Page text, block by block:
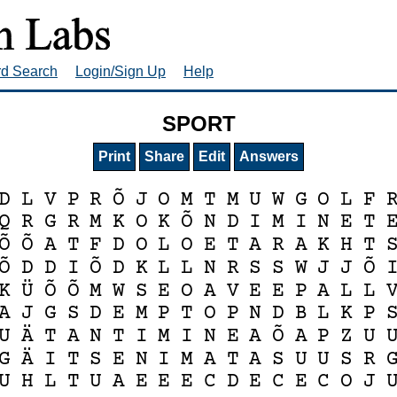
Search Login/Sign Up Help
SPORT
Print Share Edit Answers
L V P R Õ J O M T M U W G O L F
R G R M K O K Õ N D I M I N E T E
Õ A T F D O L O E T A R A K H T S
D D I Õ D K L L N R S S W J J Õ I
Ü Õ Õ M W S E O A V E E P A L L
J G S D E M P T O P N D B L K P S
Ä T A N T I M I N E A Õ A P Z U U
Ä I T S E N I M A T A S U U S R G
H L T U A E E E C D E C E C O J U